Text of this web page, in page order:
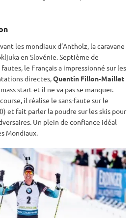
les mondiaux d’Antholz, la caravane
en Slovénie. Septième de
le Français a impressionné sur les
directes,Quentin Fillon-Maillet
mass start et il ne va pas se manquer.
il réalise le sans-faute sur le
et fait parler la poudre sur les skis pour
Un plein de confiance idéal
Mondiaux.